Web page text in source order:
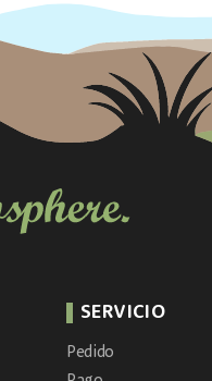
SERVICIO
Pedido